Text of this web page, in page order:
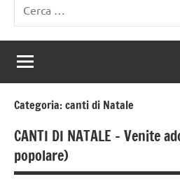
per:
Categoria:canti di Natale
CANTI DI NATALE – Venite
popolare)